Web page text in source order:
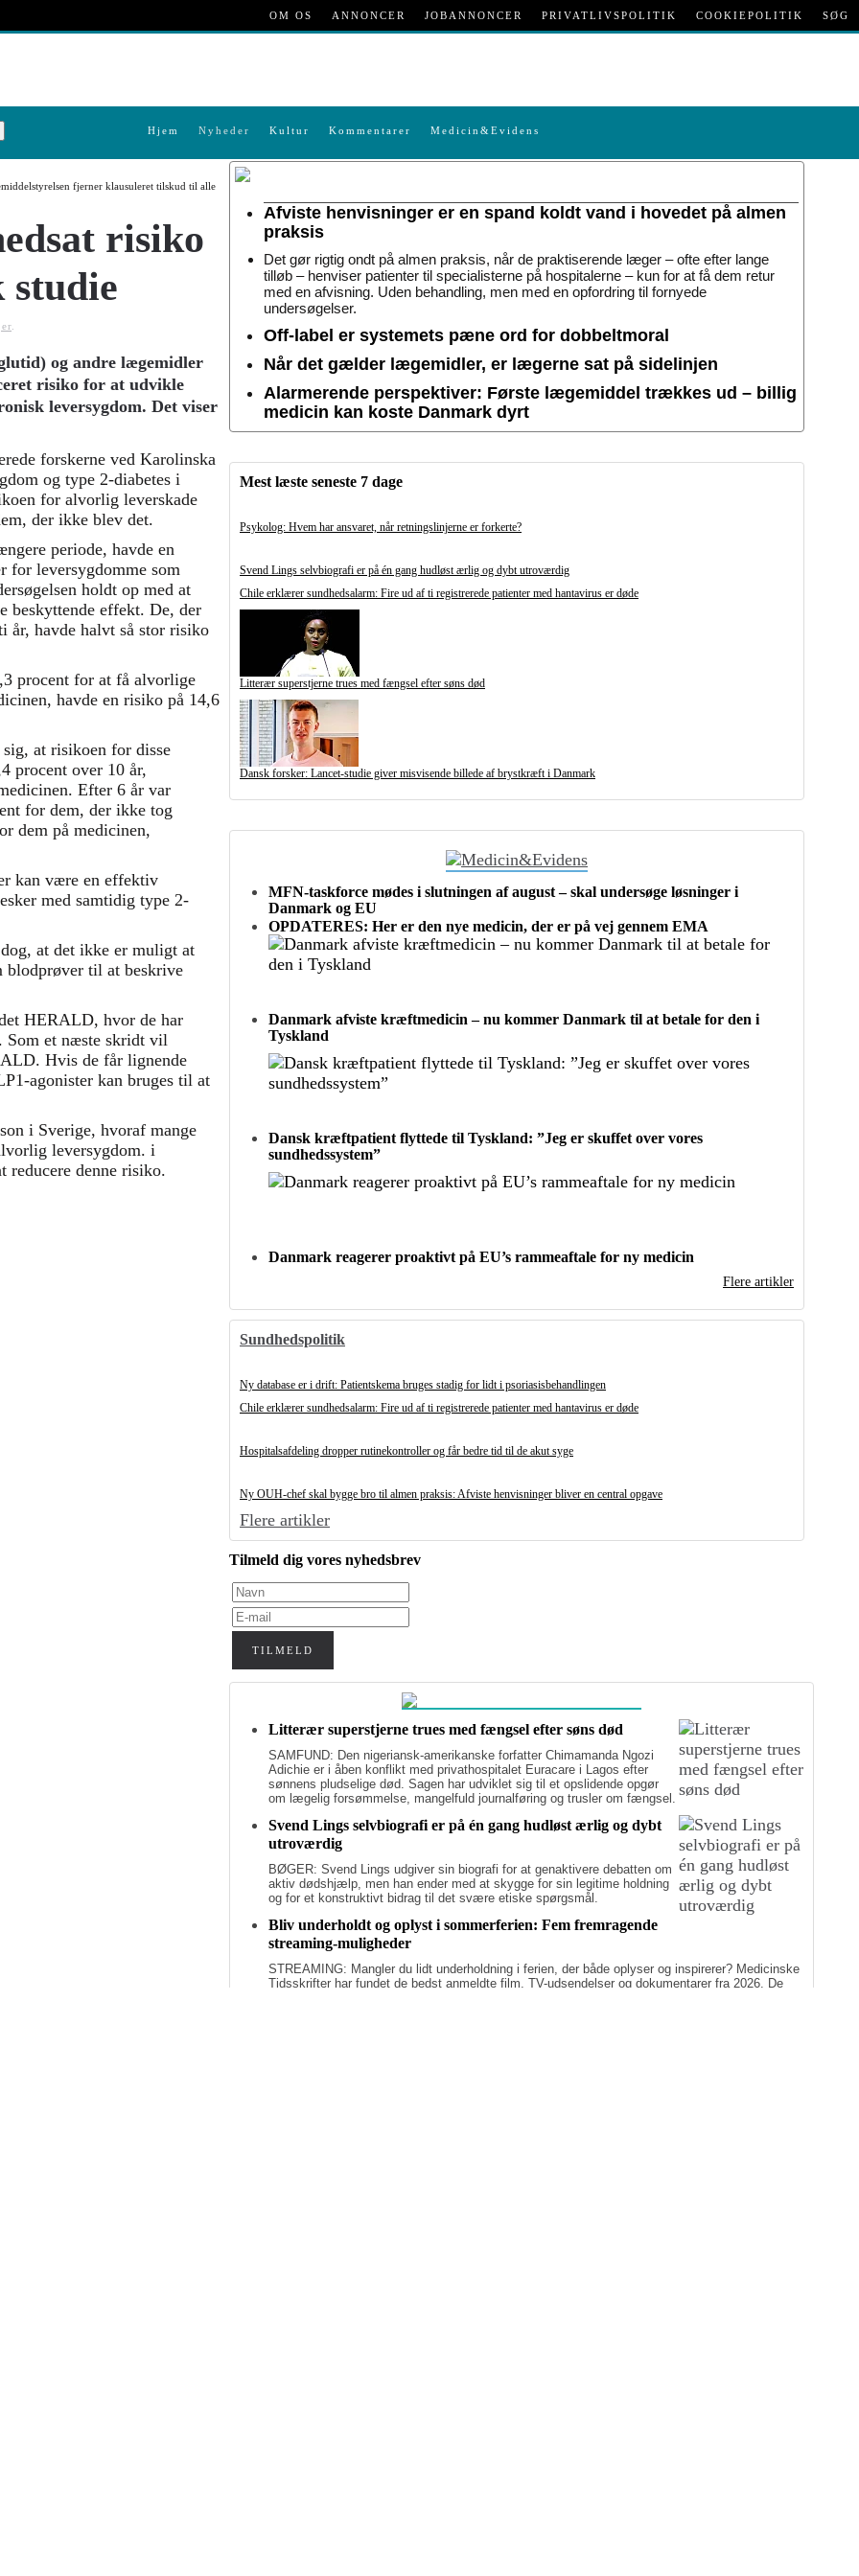
Hjem Nyheder Kultur Kommentarer Medicin&Evidens
OM OS ANNONCER JOBANNONCER PRIVATLIVSPOLITIK COOKIEPOLITIK SØG
fjerner klausuleret tilskud til alle
risiko
og andre lægemidler
risiko for at udvikle
leversygdom. Det viser
forskerne ved Karolinska
og type 2-diabetes i
for alvorlig leverskade
der ikke blev det.
periode, havde en
for leversygdomme som
holdt op med at
beskyttende effekt. De, der
år, havde halvt så stor risiko
procent for at få alvorlige
havde en risiko på 14,6
at risikoen for disse
procent over 10 år,
Efter 6 år var
for dem, der ikke tog
dem på medicinen,
kan være en effektiv
med samtidig type 2-
at det ikke er muligt at
blodprøver til at beskrive
HERALD, hvor de har
Som et næste skridt vil
Hvis de får lignende
agonister kan bruges til at
i Sverige, hvoraf mange
leversygdom. i
denne risiko.
Afviste henvisninger er en spand koldt vand i hovedet på almen
praksis
Det gør rigtig ondt på almen praksis, når de praktiserende læger – ofte efter lange
tilløb – henviser patienter til specialisterne på hospitalerne – kun for at få dem retur
med en afvisning. Uden behandling, men med en opfordring til fornyede
undersøgelser.
Off-label er systemets pæne ord for dobbeltmoral
Når det gælder lægemidler, er lægerne sat på sidelinjen
Alarmerende perspektiver: Første lægemiddel trækkes ud – billig
medicin kan koste Danmark dyrt
Mest læste seneste 7 dage
Psykolog: Hvem har ansvaret, når retningslinjerne er forkerte?
Svend Lings selvbiografi er på én gang hudløst ærlig og dybt utroværdig
Chile erklærer sundhedsalarm: Fire ud af ti registrerede patienter med hantavirus er døde
Litterær superstjerne trues med fængsel efter søns død
Dansk forsker: Lancet-studie giver misvisende billede af brystkræft i Danmark
MFN-taskforce mødes i slutningen af august – skal undersøge løsninger i
Danmark og EU
OPDATERES: Her er den nye medicin, der er på vej gennem EMA
Danmark afviste kræftmedicin – nu kommer Danmark til at betale for den i
Tyskland
Dansk kræftpatient flyttede til Tyskland: ”Jeg er skuffet over vores
sundhedssystem”
Danmark reagerer proaktivt på EU’s rammeaftale for ny medicin
Flere artikler
Sundhedspolitik
Ny database er i drift: Patientskema bruges stadig for lidt i psoriasisbehandlingen
Chile erklærer sundhedsalarm: Fire ud af ti registrerede patienter med hantavirus er døde
Hospitalsafdeling dropper rutinekontroller og får bedre tid til de akut syge
Ny OUH-chef skal bygge bro til almen praksis: Afviste henvisninger bliver en central opgave
Flere artikler
Tilmeld dig vores nyhedsbrev
TILMELD
Litterær superstjerne trues med fængsel efter søns død
SAMFUND: Den nigeriansk-amerikanske forfatter Chimamanda Ngozi
Adichie er i åben konflikt med privathospitalet Euracare i Lagos efter
sønnens pludselige død. Sagen har udviklet sig til et opslidende opgør
om lægelig forsømmelse, mangelfuld journalføring og trusler om fængsel.
Svend Lings selvbiografi er på én gang hudløst ærlig og dybt
utroværdig
BØGER: Svend Lings udgiver sin biografi for at genaktivere debatten om
aktiv dødshjælp, men han ender med at skygge for sin legitime holdning
og for et konstruktivt bidrag til det svære etiske spørgsmål.
Bliv underholdt og oplyst i sommerferien: Fem fremragende
streaming-muligheder
STREAMING: Mangler du lidt underholdning i ferien, der både oplyser og inspirerer? Medicinske
Tidsskrifter har fundet de bedst anmeldte film, TV-udsendelser og dokumentarer fra 2026. De